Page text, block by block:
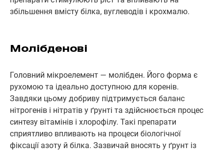
збільшення вмісту білка, вуглеводів і крохмалю.
Молібденові
Головний мікроелемент — молібден. Його форма є
рухомою та ідеально доступною для коренів.
Завдяки цьому добриву підтримується баланс
нітрогенів і нітратів у ґрунті та здійснюється процес
синтезу вітамінів і хлорофілу. Такі препарати
сприятливо впливають на процеси біологічної
фіксації азоту й білка. Зазвичай вносять у ґрунт із